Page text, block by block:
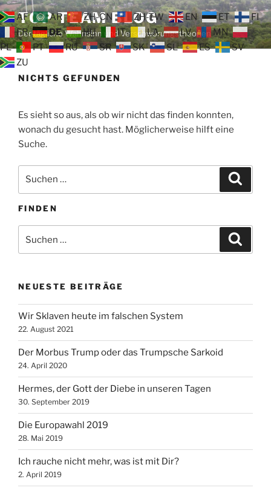
Zum
Inhalt
springen
TOP TEAM BLOG
Der tägliche Wahnsinn und Verschwörungstheorien
NICHTS GEFUNDEN
Es sieht so aus, als ob wir nicht das finden konnten,
wonach du gesucht hast. Möglicherweise hilft eine
Suche.
nach:
FINDEN
nach:
NEUESTE BEITRÄGE
Wir Sklaven heute im falschen System
22. August 2021
Der Morbus Trump oder das Trumpsche Sarkoid
24. April 2020
Hermes, der Gott der Diebe in unseren Tagen
30. September 2019
Die Europawahl 2019
28. Mai 2019
Ich rauche nicht mehr, was ist mit Dir?
2. April 2019
AF AR ZH-CN ZH-TW EN ET
FI
FR
DE HU IT LA LV
MN
PL
PT RU SR SK SL ES
SV
ZU